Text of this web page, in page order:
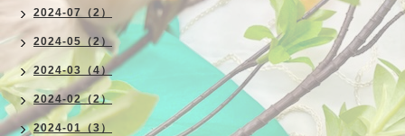
2024-07（2）
2024-05（2）
2024-03（4）
2024-02（2）
2024-01（3）